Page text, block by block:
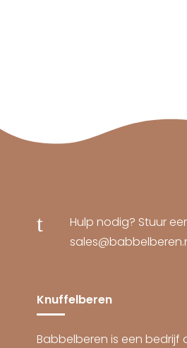
t
Hulp nodig? Stuur
Knuffelberen
Babbelberen is een bedrijf